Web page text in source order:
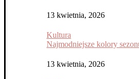
13 kwietnia, 2026
Kultura
Najmodniejsze kolory
13 kwietnia, 2026